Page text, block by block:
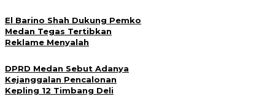
El Barino Shah Dukung Pemko
Medan Tegas Tertibkan
Reklame Menyalah
DPRD Medan Sebut Adanya
Kejanggalan Pencalonan
Kepling 12 Timbang Deli